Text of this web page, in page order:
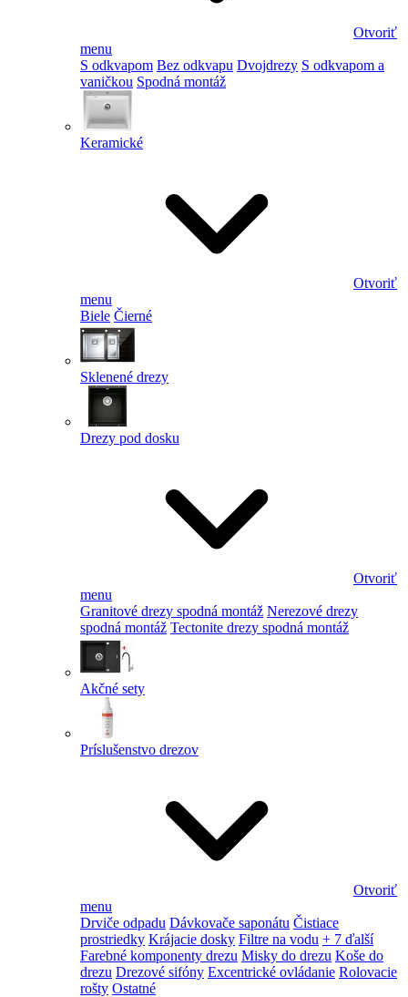
Otvoriť
menu
S odkvapom Bez odkvapu Dvojdrezy S odkvapom a
vaničkou Spodná montáž
Keramické
Otvoriť
menu
Biele Čierné
Sklenené drezy
Drezy pod dosku
Otvoriť
menu
Granitové drezy spodná montáž Nerezové drezy
spodná montáž Tectonite drezy spodná montáž
Akčné sety
Príslušenstvo drezov
Otvoriť
menu
Drviče odpadu Dávkovače saponátu Čistiace
prostriedky Krájacie dosky Filtre na vodu + 7 ďalší
Farebné komponenty drezu Misky do drezu Koše do
drezu Drezové sifóny Excentrické ovládanie Rolovacie
rošty Ostatné